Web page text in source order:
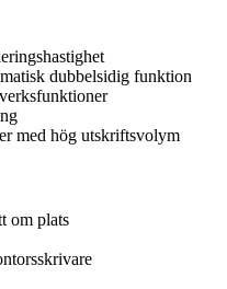
dubbelsidig funktion
med hög utskriftsvolym
om plats